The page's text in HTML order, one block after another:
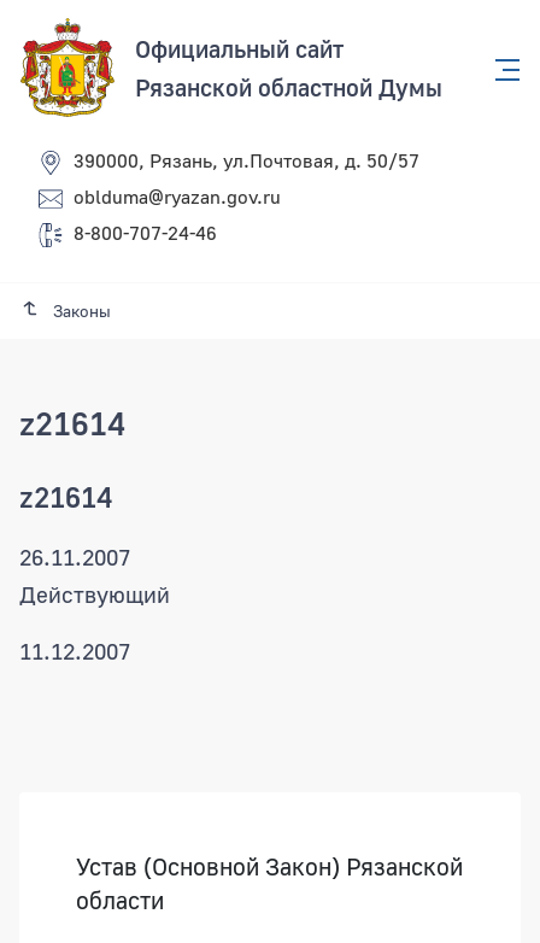
Официальный сайт
Рязанской областной Думы
390000, Рязань, ул.Почтовая, д. 50/57
oblduma@ryazan.gov.ru
8-800-707-24-46
Законы
z21614
z21614
26.11.2007
Действующий
11.12.2007
Устав (Основной Закон) Рязанской
области